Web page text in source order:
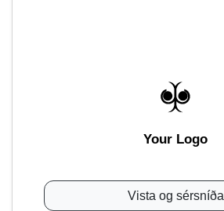
Your Logo
Vista og sérsníða